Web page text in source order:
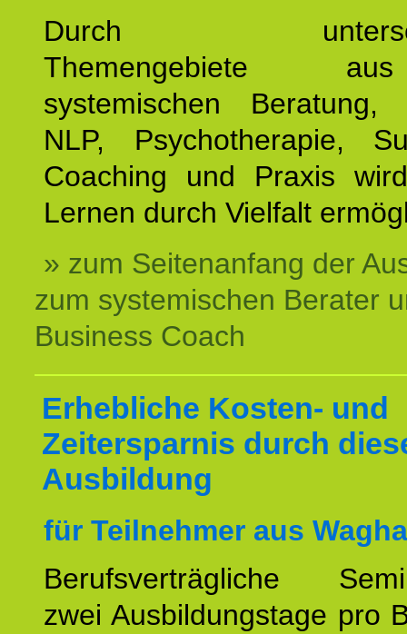
Durch
Themengebiete
systemischen Beratung,
NLP, Psychotherapie,
Coaching und Praxis
Lernen durch Vielfalt
» zum Seitenanfang der
zum systemischen Berater
Business Coach
Erhebliche Kosten- und
Zeitersparnis durch
Ausbildung
für Teilnehmer aus
Berufsverträgliche
zwei Ausbildungstage pro